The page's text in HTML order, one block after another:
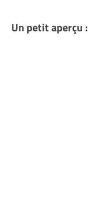
Un petit aperçu :